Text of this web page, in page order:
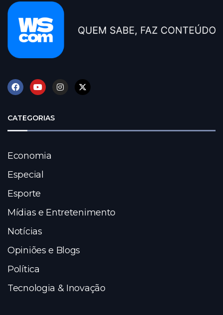
CATEGORIAS
Economia
Especial
Esporte
Mídias e Entretenimento
Notícias
Opiniões e Blogs
Política
Tecnologia & Inovação